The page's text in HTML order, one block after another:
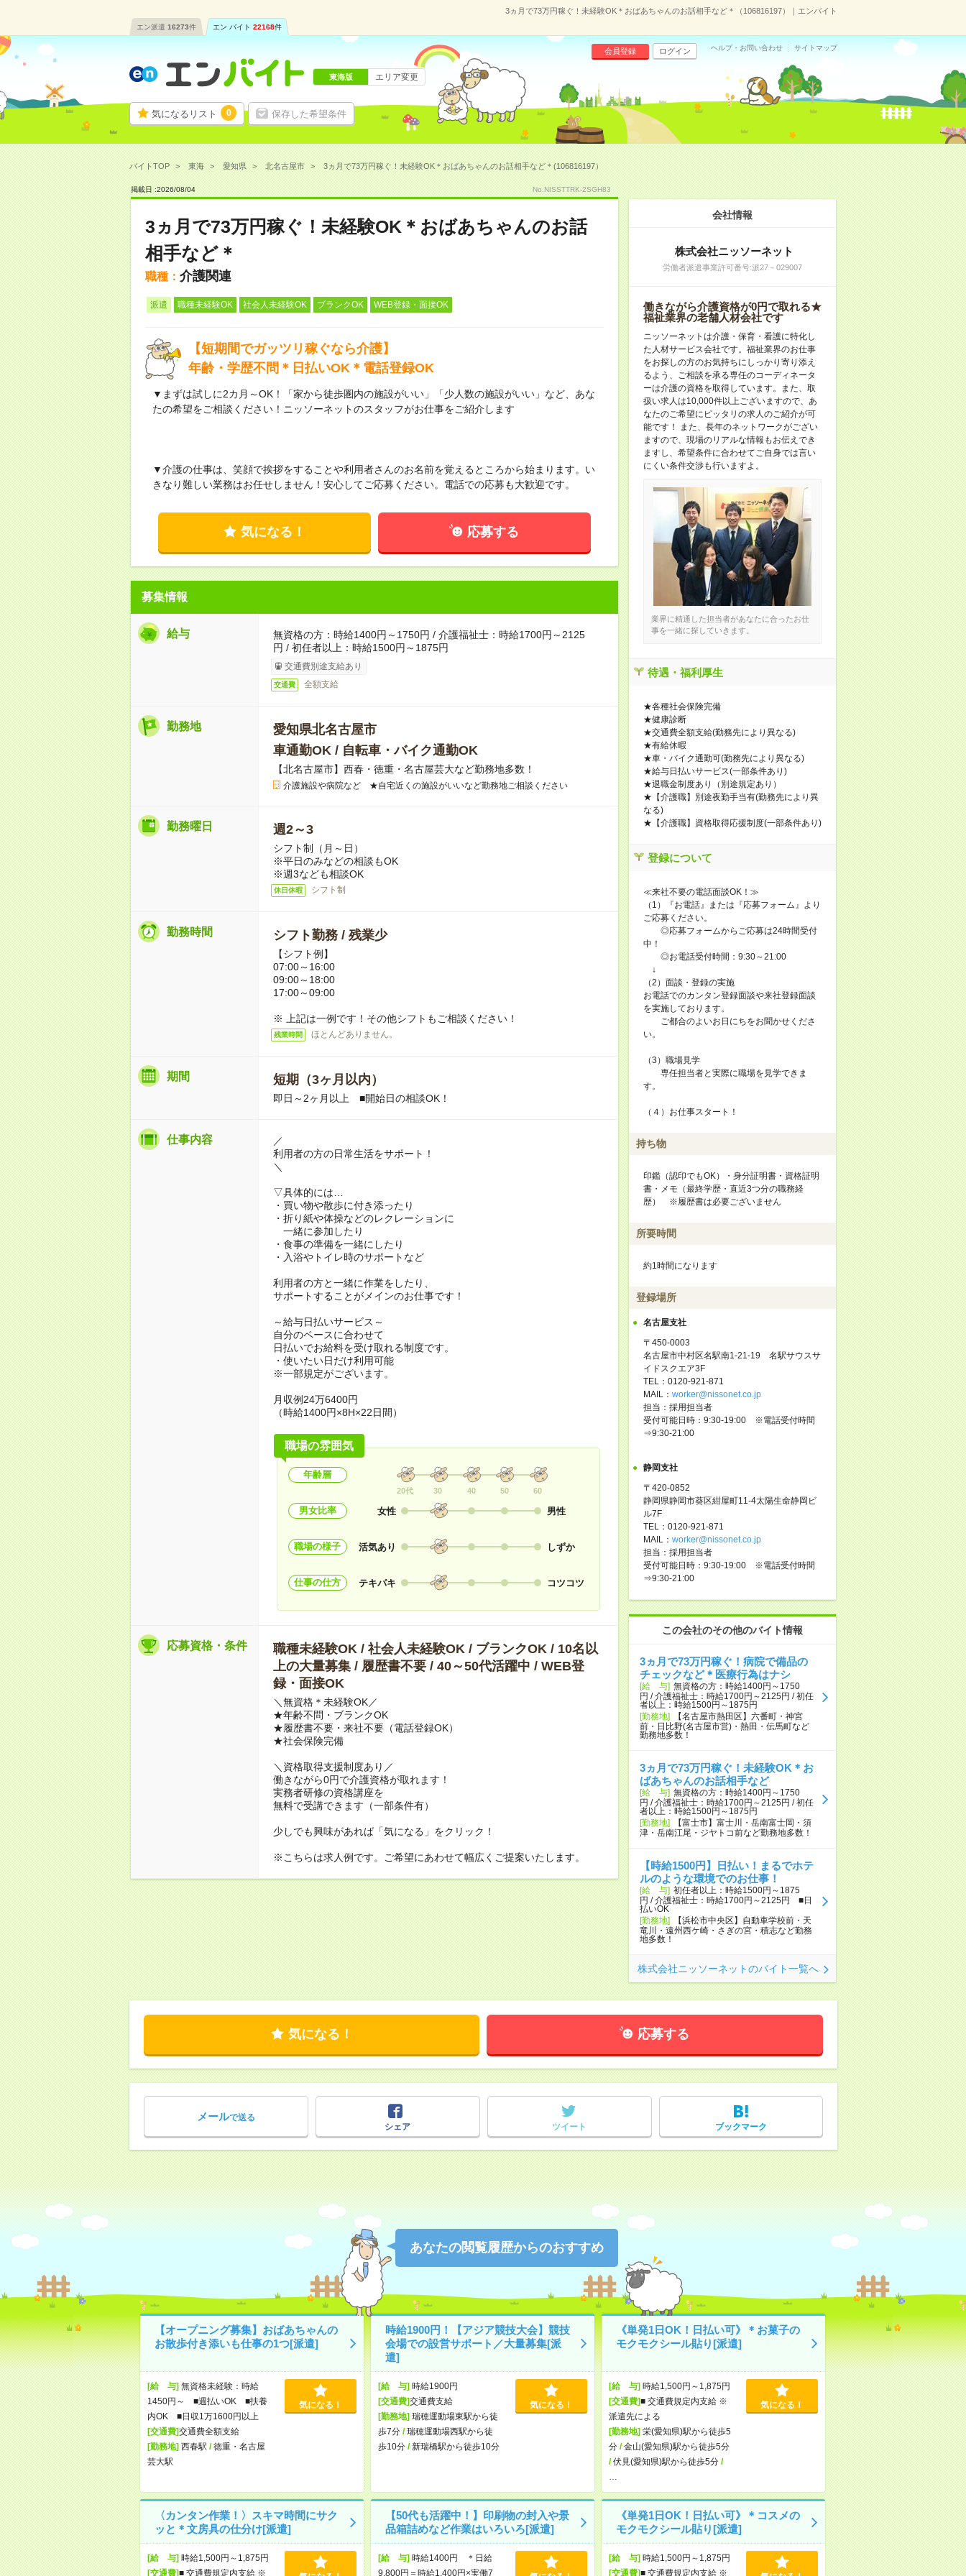
3ヵ月で73万円稼ぐ！未経験OK＊おばあちゃんのお話相手など＊（106816197）｜エンバイト
エン派遣 16273件 エン バイト 22168件
気になるリスト 0 保存した希望条件
会員登録 ログイン ヘルプ・お問い合わせ サイトマップ
東海版 エリア変更
バイトTOP 東海 愛知県 北名古屋市 3ヵ月で73万円稼ぐ！未経験OK＊おばあちゃんのお話相手など＊(106816197）
掲載日 :2026/08/04 No.NISSTTRK-2SGH83
3ヵ月で73万円稼ぐ！未経験OK＊おばあちゃんのお話
相手など＊
職種： 介護関連
派遣 職種未経験OK 社会人未経験OK ブランクOK WEB登録・面接OK
【短期間でガッツリ稼ぐなら介護】
年齢・学歴不問＊日払いOK＊電話登録OK
▼まずは試しに2カ月～OK！「家から徒歩圏内の施設がいい」「少人数の施設がいい」など、あな
たの希望をご相談ください！ニッソーネットのスタッフがお仕事をご紹介します
▼介護の仕事は、笑顔で挨拶をすることや利用者さんのお名前を覚えるところから始まります。い
きなり難しい業務はお任せしません！安心してご応募ください。電話での応募も大歓迎です。
気になる！ 応募する
募集情報
給与
無資格の方：時給1400円～1750円 / 介護福祉士：時給1700円～2125
円 / 初任者以上：時給1500円～1875円
交通費別途支給あり
交通費 全額支給
勤務地
愛知県北名古屋市
車通勤OK / 自転車・バイク通勤OK
【北名古屋市】西春・徳重・名古屋芸大など勤務地多数！
介護施設や病院など ★自宅近くの施設がいいなど勤務地ご相談ください
勤務曜日 週2～3
シフト制（月～日）
※平日のみなどの相談もOK
※週3なども相談OK
休日休暇 シフト制
勤務時間 シフト勤務 / 残業少
【シフト例】
07:00～16:00
09:00～18:00
17:00～09:00
※ 上記は一例です！その他シフトもご相談ください！
残業時間 ほとんどありません。
期間 短期（3ヶ月以内）
即日～2ヶ月以上 ■開始日の相談OK！
仕事内容
／
利用者の方の日常生活をサポート！
＼
▽具体的には…
・買い物や散歩に付き添ったり
・折り紙や体操などのレクレーションに
一緒に参加したり
・食事の準備を一緒にしたり
・入浴やトイレ時のサポートなど
利用者の方と一緒に作業をしたり、
サポートすることがメインのお仕事です！
～給与日払いサービス～
自分のペースに合わせて
日払いでお給料を受け取れる制度です。
・使いたい日だけ利用可能
※一部規定がございます。
月収例24万6400円
（時給1400円×8H×22日間）
職場の雰囲気
年齢層
20代 30 40 50 60
男女比率 女性 男性
職場の様子 活気あり しずか
仕事の仕方 テキパキ コツコツ
応募資格・条件
職種未経験OK / 社会人未経験OK / ブランクOK / 10名以
上の大量募集 / 履歴書不要 / 40～50代活躍中 / WEB登
録・面接OK
＼無資格＊未経験OK／
★年齢不問・ブランクOK
★履歴書不要・来社不要（電話登録OK）
★社会保険完備
＼資格取得支援制度あり／
働きながら0円で介護資格が取れます！
実務者研修の資格講座を
無料で受講できます（一部条件有）
少しでも興味があれば「気になる」をクリック！
※こちらは求人例です。ご希望にあわせて幅広くご提案いたします。
会社情報
株式会社ニッソーネット
労働者派遣事業許可番号:派27－029007
働きながら介護資格が0円で取れる★
福祉業界の老舗人材会社です
ニッソーネットは介護・保育・看護に特化し
た人材サービス会社です。福祉業界のお仕事
をお探しの方のお気持ちにしっかり寄り添え
るよう、ご相談を承る専任のコーディネータ
ーは介護の資格を取得しています。また、取
扱い求人は10,000件以上ございますので、あ
なたのご希望にピッタリの求人のご紹介が可
能です！ また、長年のネットワークがござい
ますので、現場のリアルな情報もお伝えでき
ますし、希望条件に合わせてご自身では言い
にくい条件交渉も行いますよ。
業界に精通した担当者があなたに合ったお仕
事を一緒に探していきます。
待遇・福利厚生
★各種社会保険完備
★健康診断
★交通費全額支給(勤務先により異なる)
★有給休暇
★車・バイク通勤可(勤務先により異なる)
★給与日払いサービス(一部条件あり)
★退職金制度あり（別途規定あり）
★【介護職】別途夜勤手当有(勤務先により異
なる)
★【介護職】資格取得応援制度(一部条件あり)
登録について
≪来社不要の電話面談OK！≫
（1）『お電話』または『応募フォーム』より
ご応募ください。
◎応募フォームからご応募は24時間受付
中！
◎お電話受付時間：9:30～21:00
↓
（2）面談・登録の実施
お電話でのカンタン登録面談や来社登録面談
を実施しております。
ご都合のよいお日にちをお聞かせくださ
い。
（3）職場見学
専任担当者と実際に職場を見学できま
す。
（４）お仕事スタート！
持ち物
印鑑（認印でもOK）・身分証明書・資格証明
書・メモ（最終学歴・直近3つ分の職務経
歴） ※履歴書は必要ございません
所要時間
約1時間になります
登録場所
名古屋支社
〒450-0003
名古屋市中村区名駅南1-21-19 名駅サウスサ
イドスクエア3F
TEL：0120-921-871
MAIL： worker@nissonet.co.jp
担当：採用担当者
受付可能日時：9:30-19:00 ※電話受付時間
⇒9:30-21:00
静岡支社
〒420-0852
静岡県静岡市葵区紺屋町11-4太陽生命静岡ビ
ル7F
TEL：0120-921-871
MAIL： worker@nissonet.co.jp
担当：採用担当者
受付可能日時：9:30-19:00 ※電話受付時間
⇒9:30-21:00
この会社のその他のバイト情報
3ヵ月で73万円稼ぐ！病院で備品の
チェックなど＊医療行為はナシ
[給 与] 無資格の方：時給1400円～1750
円 / 介護福祉士：時給1700円～2125円 / 初任
者以上：時給1500円～1875円
[勤務地]
【名古屋市熱田区】六番町・神宮
前・日比野(名古屋市営)・熱田・伝馬町など
勤務地多数！
3ヵ月で73万円稼ぐ！未経験OK＊お
ばあちゃんのお話相手など
[給 与] 無資格の方：時給1400円～1750
円 / 介護福祉士：時給1700円～2125円 / 初任
者以上：時給1500円～1875円
[勤務地]
【富士市】富士川・岳南富士岡・須
津・岳南江尾・ジヤトコ前など勤務地多数！
【時給1500円】日払い！まるでホテ
ルのような環境でのお仕事！
[給 与] 初任者以上：時給1500円～1875
円 / 介護福祉士：時給1700円～2125円 ■日
払いOK
[勤務地]
【浜松市中央区】自動車学校前・天
竜川・遠州西ケ崎・さぎの宮・積志など勤務
地多数！
株式会社ニッソーネットのバイト一覧へ
気になる！ 応募する
メールで送る
シェア
ツイート ブックマーク
あなたの閲覧履歴からのおすすめ
【オープニング募集】おばあちゃんの
お散歩付き添いも仕事の1つ[派遣]
[給 与]無資格未経験：時給
1450円～ ■週払いOK ■扶養
内OK ■日収1万1600円以上
[交通費]交通費全額支給
[勤務地]西春駅 /徳重・名古屋
芸大駅
気になる！
時給1900円！【アジア競技大会】競技
会場での設営サポート／大量募集[派
遣]
[給 与]時給1900円
[交通費]交通費支給
[勤務地]瑞穂運動場東駅から徒
歩7分/瑞穂運動場西駅から徒
歩10分/新瑞橋駅から徒歩10分
気になる！
《単発1日OK！日払い可》＊お菓子の
モクモクシール貼り[派遣]
[給 与]時給1,500円～1,875円
[交通費]■ 交通費規定内支給 ※
派遣先による
[勤務地]栄(愛知県)駅から徒歩5
分/金山(愛知県)駅から徒歩5分
/伏見(愛知県)駅から徒歩5分/
気になる！
〈カンタン作業！〉スキマ時間にサク
ッと＊文房具の仕分け[派遣]
[給 与]時給1,500円～1,875円
[交通費]■ 交通費規定内支給 ※
【50代も活躍中！】印刷物の封入や景
品箱詰めなど作業はいろいろ[派遣]
[給 与]時給1400円 ＊日給
9,800円＝時給1,400円×実働7
《単発1日OK！日払い可》＊コスメの
モクモクシール貼り[派遣]
[給 与]時給1,500円～1,875円
[交通費]■ 交通費規定内支給 ※